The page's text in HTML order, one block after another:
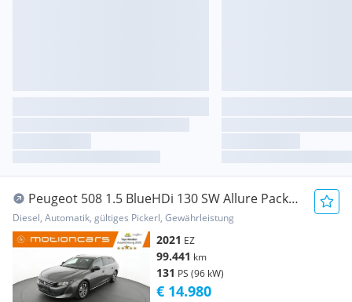
Peugeot 508 1.5 BlueHDi 130 SW Allure Pack
Pickerl NEU
Diesel, Automatik, gültiges Pickerl, Gewährleistung
2021 EZ
99.441 km
131 PS (96 kW)
€ 14.980